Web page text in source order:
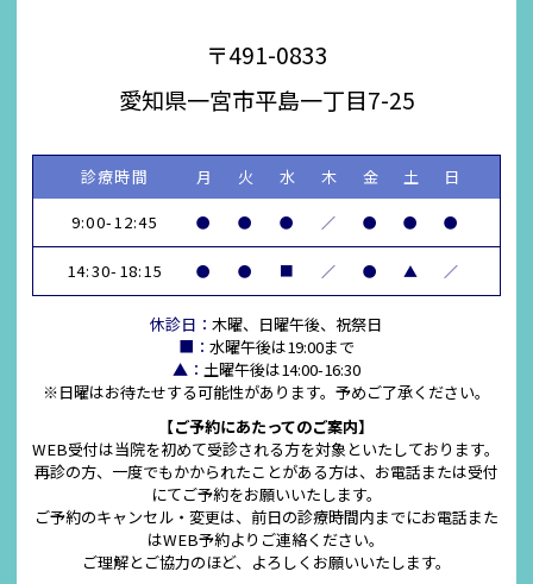
〒491-0833
愛知県一宮市平島一丁目7-25
診療時間 月 火 水 木 金 土
日
9:00-12:45
● ● ● ／ ● ● ●
14:30-18:15 ● ● ■ ／ ● ▲ ／
休診日：木曜、日曜午後、祝祭日
■： 水曜午後は19:00まで
▲： 土曜午後は14:00-16:30
※日曜はお待たせする可能性があります。予めご了承ください。
【ご予約にあたってのご案内】
WEB受付は当院を初めて受診される方を対象といたしております。
再診の方、一度でもかかられたことがある方は、お電話または受付
にてご予約をお願いいたします。
ご予約のキャンセル・変更は、前日の診療時間内までにお電話また
はWEB予約よりご連絡ください。
ご理解とご協力のほど、よろしくお願いいたします。